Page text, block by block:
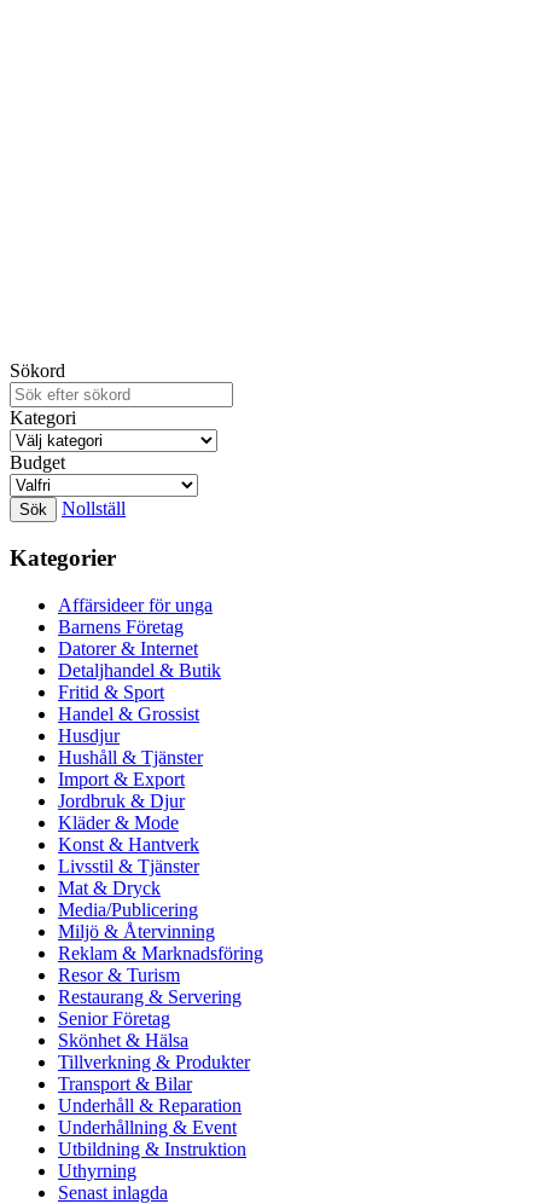
Sökord
Kategori
Budget
Nollställ
Kategorier
Affärsideer för unga
Barnens Företag
Datorer & Internet
Detaljhandel & Butik
Fritid & Sport
Handel & Grossist
Husdjur
Hushåll & Tjänster
Import & Export
Jordbruk & Djur
Kläder & Mode
Konst & Hantverk
Livsstil & Tjänster
Mat & Dryck
Media/Publicering
Miljö & Återvinning
Reklam & Marknadsföring
Resor & Turism
Restaurang & Servering
Senior Företag
Skönhet & Hälsa
Tillverkning & Produkter
Transport & Bilar
Underhåll & Reparation
Underhållning & Event
Utbildning & Instruktion
Uthyrning
Senast inlagda